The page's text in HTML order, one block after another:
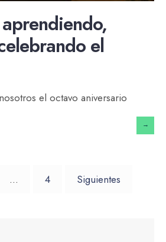
el
el octavo aniversario
→
… 4 Siguientes